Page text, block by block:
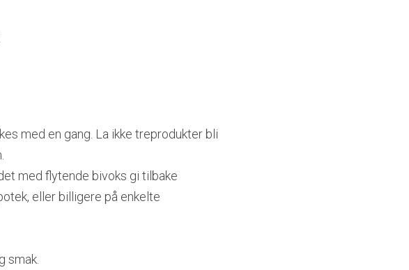
med en gang. La ikke treprodukter bli
med flytende bivoks gi tilbake
eller billigere på enkelte
smak.